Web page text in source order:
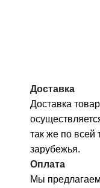
Доставка
Доставка
так же по всей
зарубежья.
Оплата
Мы